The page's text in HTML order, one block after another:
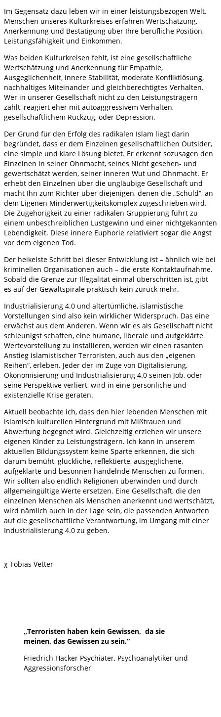
Im Gegensatz dazu leben wir in einer leistungsbezogen Welt.
Menschen unseres Kulturkreises erfahren Wertschätzung,
Anerkennung und Bestätigung über Ihre berufliche Position,
Leistungsfähigkeit und Einkommen.
Was beiden Kulturkreisen fehlt, ist eine gesellschaftliche
Wertschätzung und Anerkennung für Empathie,
Ausgeglichenheit, innere Stabilität, moderate Konfliktlösung,
nachhaltiges Miteinander und gleichberechtigtes Verhalten.
Wer in unserer Gesellschaft nicht zu den Leistungsträgern
zählt, reagiert eher mit autoaggressivem Verhalten,
gesellschaftlichem Rückzug, oder Depression.
Der Grund für den Erfolg des radikalen Islam liegt darin
begründet, dass er dem Einzelnen gesellschaftlichen Outsider,
eine simple und klare Lösung bietet. Er erkennt sozusagen den
Einzelnen in seiner Ohnmacht, seines Nicht gesehen- und
gewertschätzt werden, seiner inneren Wut und Ohnmacht. Er
erhebt den Einzelnen über die ungläubige Gesellschaft und
macht Ihn zum Richter über diejenigen, denen die „Schuld“, an
dem Eigenen Minderwertigkeitskomplex zugeschrieben wird.
Die Zugehörigkeit zu einer radikalen Gruppierung führt zu
einem unbeschreiblichen Lustgewinn und einer nichtgekannten
Lebendigkeit. Diese innere Euphorie relativiert sogar die Angst
vor dem eigenen Tod.
Der heikelste Schritt bei dieser Entwicklung ist – ähnlich wie bei
kriminellen Organisationen auch – die erste Kontaktaufnahme.
Sobald die Grenze zur Illegalität einmal überschritten ist, gibt
es auf der Gewaltspirale praktisch kein zurück mehr.
Industrialisierung 4.0 und altertümliche, islamistische
Vorstellungen sind also kein wirklicher Widerspruch. Das eine
erwächst aus dem Anderen. Wenn wir es als Gesellschaft nicht
schleunigst schaffen, eine humane, liberale und aufgeklärte
Wertevorstellung zu installieren, werden wir einen rasanten
Anstieg islamistischer Terroristen, auch aus den „eigenen
Reihen“, erleben. Jeder der im Zuge von Digitalisierung,
Ökonomisierung und Industrialisierung 4.0 seinen Job, oder
seine Perspektive verliert, wird in eine persönliche und
existenzielle Krise geraten.
Aktuell beobachte ich, dass den hier lebenden Menschen mit
islamisch kulturellen Hintergrund mit Mißtrauen und
Abwertung begegnet wird. Gleichzeitig erziehen wir unsere
eigenen Kinder zu Leistungsträgern. Ich kann in unserem
aktuellen Bildungssystem keine Sparte erkennen, die sich
darum bemüht, glückliche, reflektierte, ausgeglichene,
aufgeklärte und besonnen handelnde Menschen zu formen.
Wir sollten also endlich Religionen überwinden und durch
allgemeingültige Werte ersetzen. Eine Gesellschaft, die den
einzelnen Menschen als Menschen anerkennt und wertschätzt,
wird nämlich auch in der Lage sein, die passenden Antworten
auf die gesellschaftliche Verantwortung, im Umgang mit einer
Industrialisierung 4.0 zu geben.
χ Tobias Vetter
„Terroristen haben kein Gewissen, da sie
meinen, das Gewissen zu sein.“
Friedrich Hacker Psychiater, Psychoanalytiker und
Aggressionsforscher